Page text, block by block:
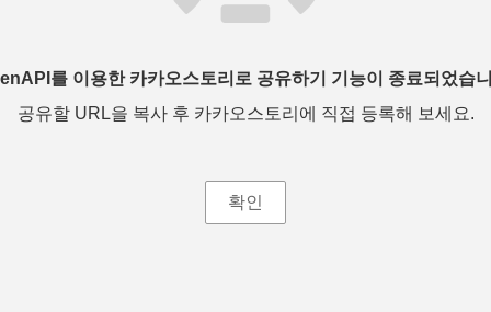
를 이용한 카카오스토리로 공유하기 기능이 종료되었습
공유할 URL을 복사 후 카카오스토리에 직접 등록해 보세요.
확인